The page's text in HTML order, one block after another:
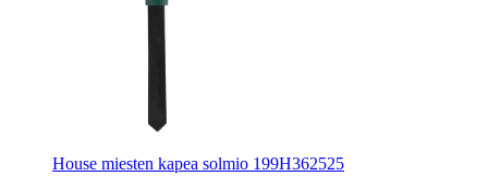
House miesten kapea solmio 199H362525